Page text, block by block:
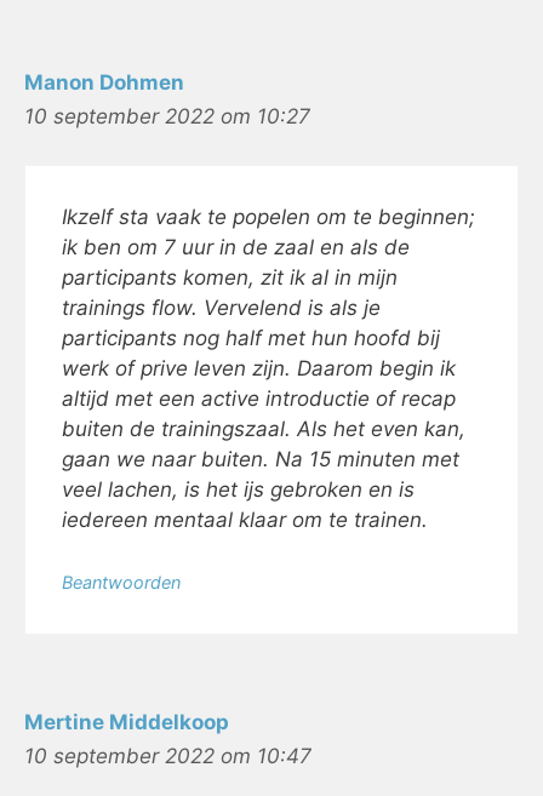
Manon Dohmen
10 september 2022 om 10:27
Ikzelf sta vaak te popelen om te beginnen;
ik ben om 7 uur in de zaal en als de
participants komen, zit ik al in mijn
trainings flow. Vervelend is als je
participants nog half met hun hoofd bij
werk of prive leven zijn. Daarom begin ik
altijd met een active introductie of recap
buiten de trainingszaal. Als het even kan,
gaan we naar buiten. Na 15 minuten met
veel lachen, is het ijs gebroken en is
iedereen mentaal klaar om te trainen.
Beantwoorden
Mertine Middelkoop
10 september 2022 om 10:47